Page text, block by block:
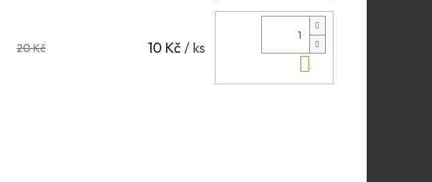
20 Kč 10 Kč / ks